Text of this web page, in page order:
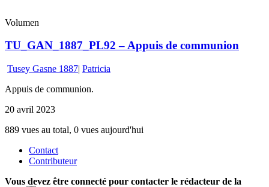
Volumen
TU_GAN_1887_PL92 – Appuis de communion
Tusey Gasne 1887| Patricia
Appuis de communion.
20 avril 2023
889 vues au total, 0 vues aujourd'hui
Contact
Contributeur
Vous devez être connecté pour contacter le rédacteur de la